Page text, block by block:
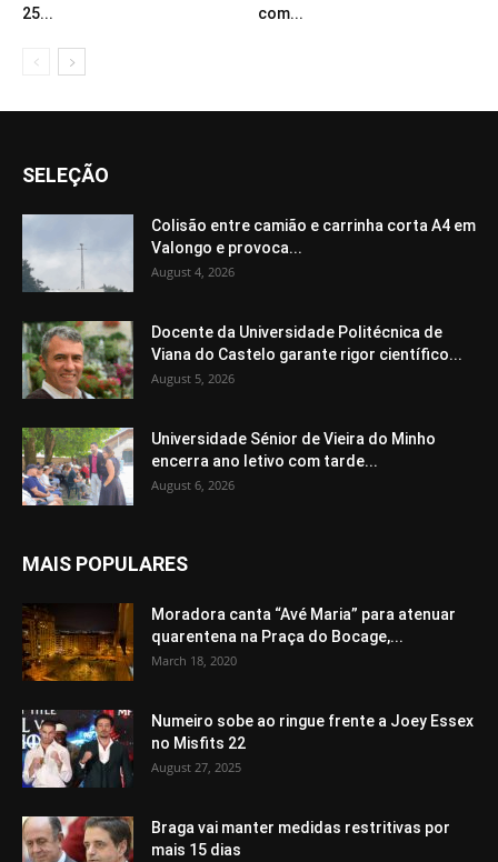
25...
com...
SELEÇÃO
Colisão entre camião e carrinha corta A4 em
Valongo e provoca...
August 4, 2026
Docente da Universidade Politécnica de
Viana do Castelo garante rigor científico...
August 5, 2026
Universidade Sénior de Vieira do Minho
encerra ano letivo com tarde...
August 6, 2026
MAIS POPULARES
Moradora canta “Avé Maria” para atenuar
quarentena na Praça do Bocage,...
March 18, 2020
Numeiro sobe ao ringue frente a Joey Essex
no Misfits 22
August 27, 2025
Braga vai manter medidas restritivas por
mais 15 dias